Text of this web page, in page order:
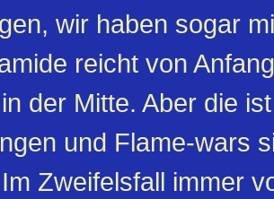
wir haben sogar
reicht von
der Mitte. Aber die
und Flame-wars
Zweifelsfall immer